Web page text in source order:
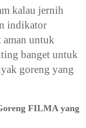
kalau jernih
indikator
untuk
banget untuk
goreng yang
FILMA yang